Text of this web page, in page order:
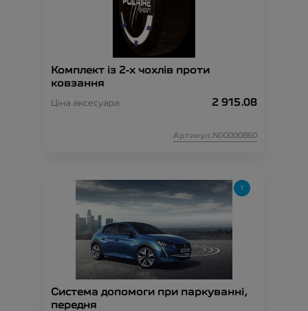
Комплект із 2-х чохлів проти
ковзання
Ціна аксесуара 2 915.08
Артикул:N00000860
Система допомоги при паркуванні,
передня